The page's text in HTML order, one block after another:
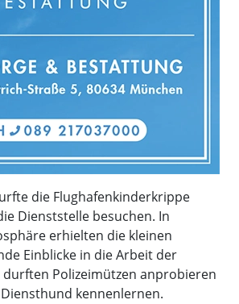
die Flughafenkinderkrippe
Dienststelle besuchen. In
erhielten die kleinen
Einblicke in die Arbeit der
durften Polizeimützen anprobieren
kennenlernen.